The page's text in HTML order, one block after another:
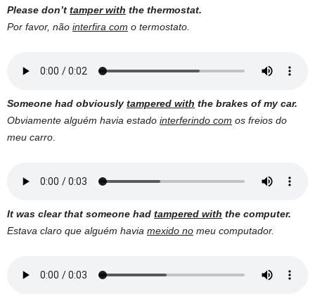
Please don’t tamper with the thermostat.
Por favor, não interfira com o termostato.
Someone had obviously tampered with the brakes of my car.
Obviamente alguém havia estado interferindo com os freios do
meu carro
It was clear that someone had tampered with the computer.
Estava claro que alguém havia mexido no meu computador.